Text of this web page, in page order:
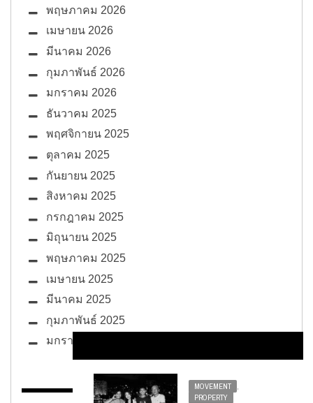
MOVEMENT
,
PROPERTY
พฤษภาคม 2026
เมษายน 2026
มีนาคม 2026
กุมภาพันธ์ 2026
มกราคม 2026
ธันวาคม 2025
พฤศจิกายน 2025
ตุลาคม 2025
กันยายน 2025
สิงหาคม 2025
กรกฎาคม 2025
มิถุนายน 2025
พฤษภาคม 2025
เมษายน 2025
มีนาคม 2025
กุมภาพันธ์ 2025
มกราคม 2025